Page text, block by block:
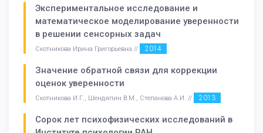
Экспериментальное исследование и
математическое моделирование уверенности
в решении сенсорных задач
Скотникова Ирина Григорьевна // 2014
Значение обратной связи для коррекции
оценок уверенности
Скотникова И.Г., Шендяпин В.М., Степанова А.И. // 2013
Сорок лет психофизических исследований в